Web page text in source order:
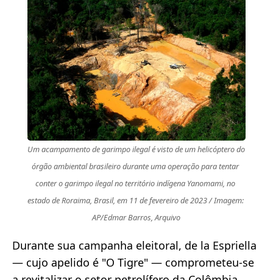
Um acampamento de garimpo ilegal é visto de um helicóptero do
órgão ambiental brasileiro durante uma operação para tentar
conter o garimpo ilegal no território indígena Yanomami, no
estado de Roraima, Brasil, em 11 de fevereiro de 2023 / Imagem:
AP/Edmar Barros, Arquivo
Durante sua campanha eleitoral, de la Espriella
— cujo apelido é "O Tigre" — comprometeu-se